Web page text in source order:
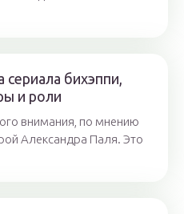
сериала бихэппи,
и роли
внимания, по мнению
Александра Паля. Это